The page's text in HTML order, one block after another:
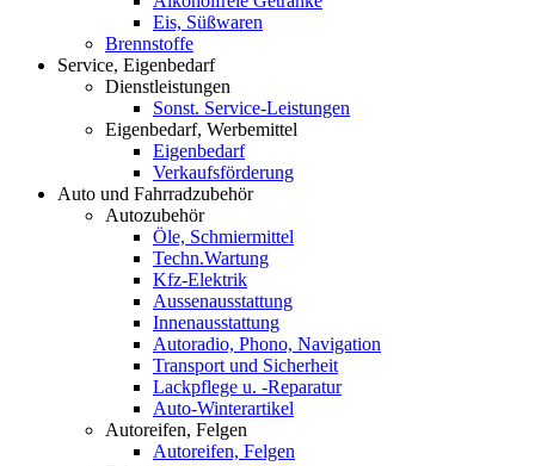
Eis, Süßwaren
Brennstoffe
Service, Eigenbedarf
Dienstleistungen
Sonst. Service-Leistungen
Eigenbedarf, Werbemittel
Eigenbedarf
Verkaufsförderung
Auto und Fahrradzubehör
Autozubehör
Öle, Schmiermittel
Techn.Wartung
Kfz-Elektrik
Aussenausstattung
Innenausstattung
Autoradio, Phono, Navigation
Transport und Sicherheit
Lackpflege u. -Reparatur
Auto-Winterartikel
Autoreifen, Felgen
Autoreifen, Felgen